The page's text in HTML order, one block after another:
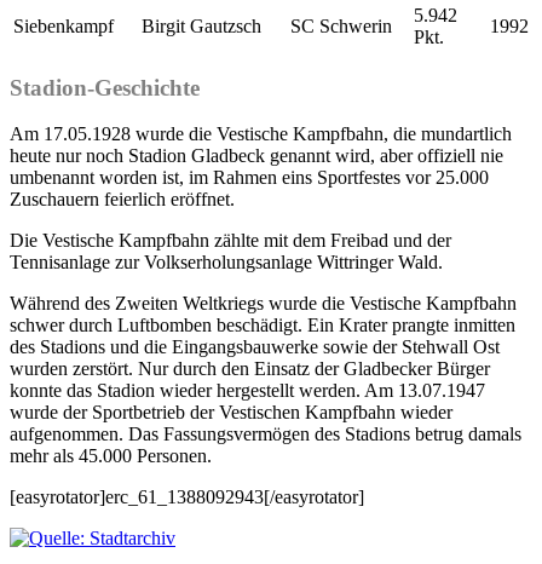
Siebenkampf Birgit Gautzsch SC Schwerin
5.942
Pkt.
1992
Stadion-Geschichte
Am 17.05.1928 wurde die Vestische Kampfbahn, die mundartlich
heute nur noch Stadion Gladbeck genannt wird, aber offiziell nie
umbenannt worden ist, im Rahmen eins Sportfestes vor 25.000
Zuschauern feierlich eröffnet.
Die Vestische Kampfbahn zählte mit dem Freibad und der
Tennisanlage zur Volkserholungsanlage Wittringer Wald.
Während des Zweiten Weltkriegs wurde die Vestische Kampfbahn
schwer durch Luftbomben beschädigt. Ein Krater prangte inmitten
des Stadions und die Eingangsbauwerke sowie der Stehwall Ost
wurden zerstört. Nur durch den Einsatz der Gladbecker Bürger
konnte das Stadion wieder hergestellt werden. Am 13.07.1947
wurde der Sportbetrieb der Vestischen Kampfbahn wieder
aufgenommen. Das Fassungsvermögen des Stadions betrug damals
mehr als 45.000 Personen.
[easyrotator]erc_61_1388092943[/easyrotator]